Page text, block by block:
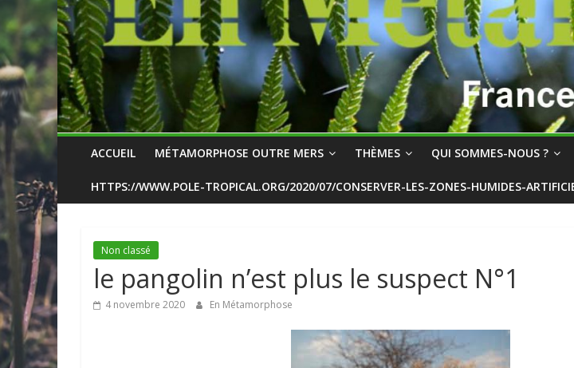
ACCUEIL MÉTAMORPHOSE OUTRE MERS THÈMES QUI SOMMES-NOUS ?
HTTPS://WWW.POLE-TROPICAL.ORG/2020/07/CONSERVER-LES-ZONES-HUMIDES-
Non classé
le pangolin n’est plus le suspect N°1
4 novembre 2020 En Métamorphose